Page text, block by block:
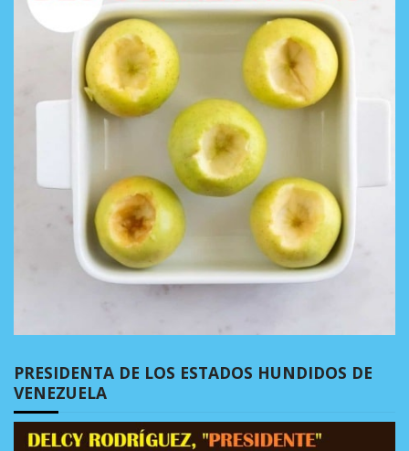
PRESIDENTA DE LOS ESTADOS HUNDIDOS DE
VENEZUELA